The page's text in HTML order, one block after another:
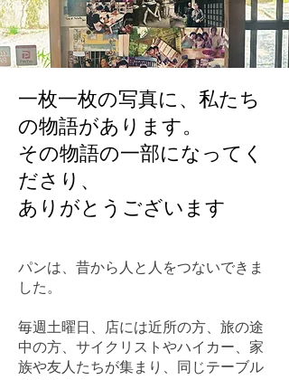
一枚一枚の写真に、私たち
の物語があります。
その物語の一部になってく
ださり、
ありがとうございます
パンは、昔から人と人をつないできま
した。
毎週土曜日、店には近所の方、旅の途
中の方、サイクリストやハイカー、家
族や友人たちが集まり、同じテーブル